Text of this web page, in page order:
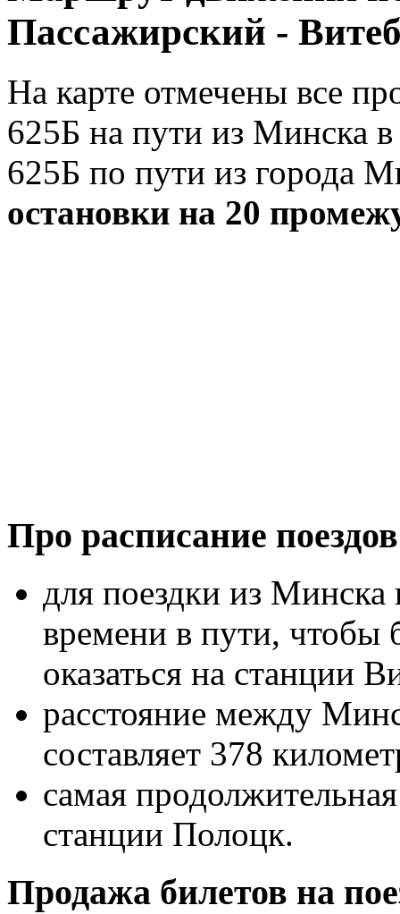
Пассажирский -
На карте отмечены все
625Б на пути из Минска
625Б по пути из города
остановки на 20
Про расписание
для поездки из
времени в пути, чтобы
оказаться на станции
расстояние между
составляет 378
самая
станции Полоцк.
Продажа билетов на